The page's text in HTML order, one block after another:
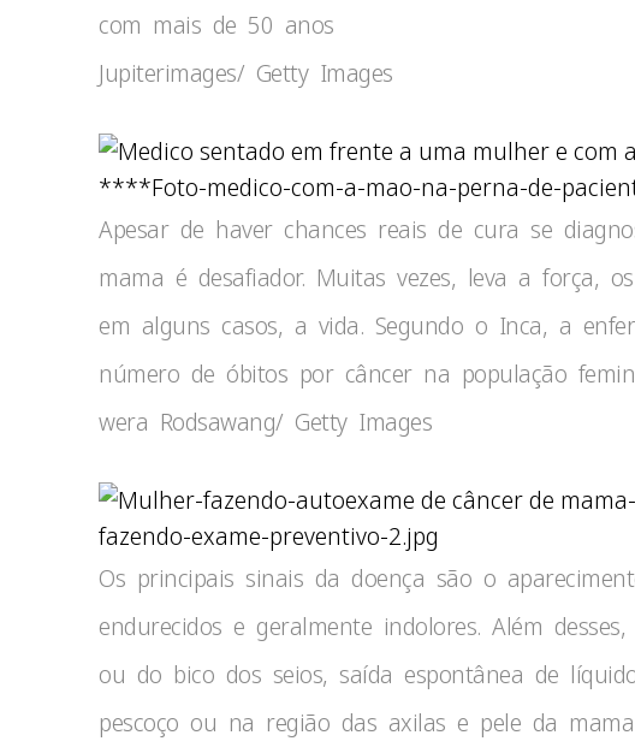
com mais de 50 anos
Jupiterimages/ Getty Images
****Foto-medico-com-a-mao-na-perna-de-
Apesar de haver chances reais de cura se
mama é desafiador. Muitas vezes, leva a força,
em alguns casos, a vida. Segundo o Inca, a
número de óbitos por câncer na população
wera Rodsawang/ Getty Images
fazendo-exame-preventivo-2.jpg
Os principais sinais da doença são o
endurecidos e geralmente indolores. Além
ou do bico dos seios, saída espontânea de
pescoço ou na região das axilas e pele da